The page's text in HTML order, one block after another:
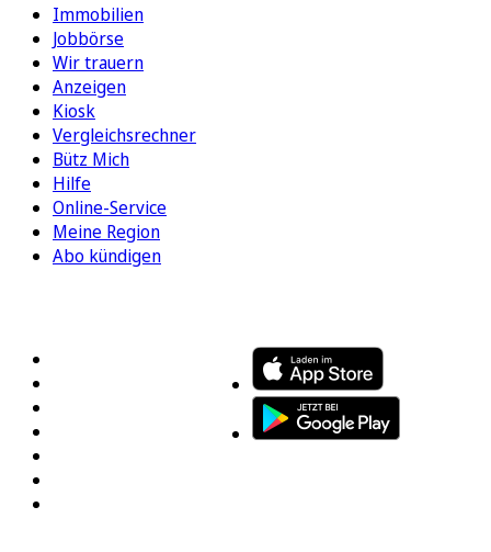
Immobilien
Jobbörse
Wir trauern
Anzeigen
Kiosk
Vergleichsrechner
Bütz Mich
Hilfe
Online-Service
Meine Region
Abo kündigen